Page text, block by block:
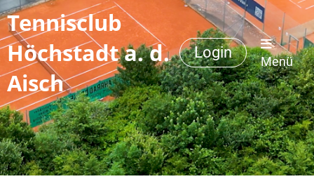
Tennisclub
Höchstadt a. d.
Aisch
Login
Menü